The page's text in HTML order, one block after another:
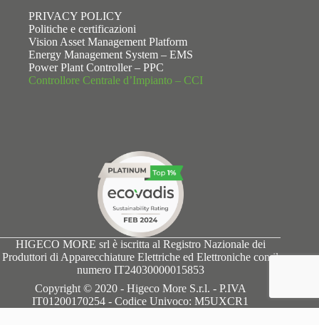
PRIVACY POLICY
Politiche e certificazioni
Vision Asset Management Platform
Energy Management System – EMS
Power Plant Controller – PPC
Controllore Centrale d’Impianto – CCI
HIGECO MORE srl è iscritta al Registro Nazionale dei
Produttori di Apparecchiature Elettriche ed Elettroniche con il
numero IT24030000015853
Copyright © 2020 - Higeco More S.r.l. - P.IVA
IT01200170254 - Codice Univoco: M5UXCR1